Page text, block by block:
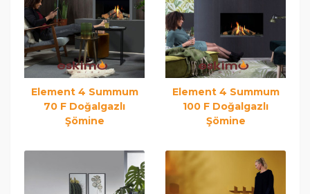
Element 4 Summum
70 F Doğalgazlı
Şömine
Element 4 Summum
100 F Doğalgazlı
Şömine